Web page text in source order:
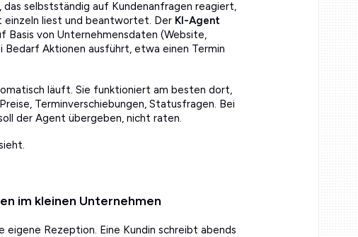
selbstständig auf Kundenanfragen reagiert,
einzeln liest und beantwortet. Der KI-Agent
von Unternehmensdaten (Website,
Aktionen ausführt, etwa einen Termin
läuft. Sie funktioniert am besten dort,
Terminverschiebungen, Statusfragen. Bei
der Agent übergeben, nicht raten.
im kleinen Unternehmen
Rezeption. Eine Kundin schreibt abends